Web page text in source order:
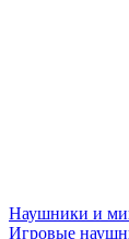
Наушники и
Игровые